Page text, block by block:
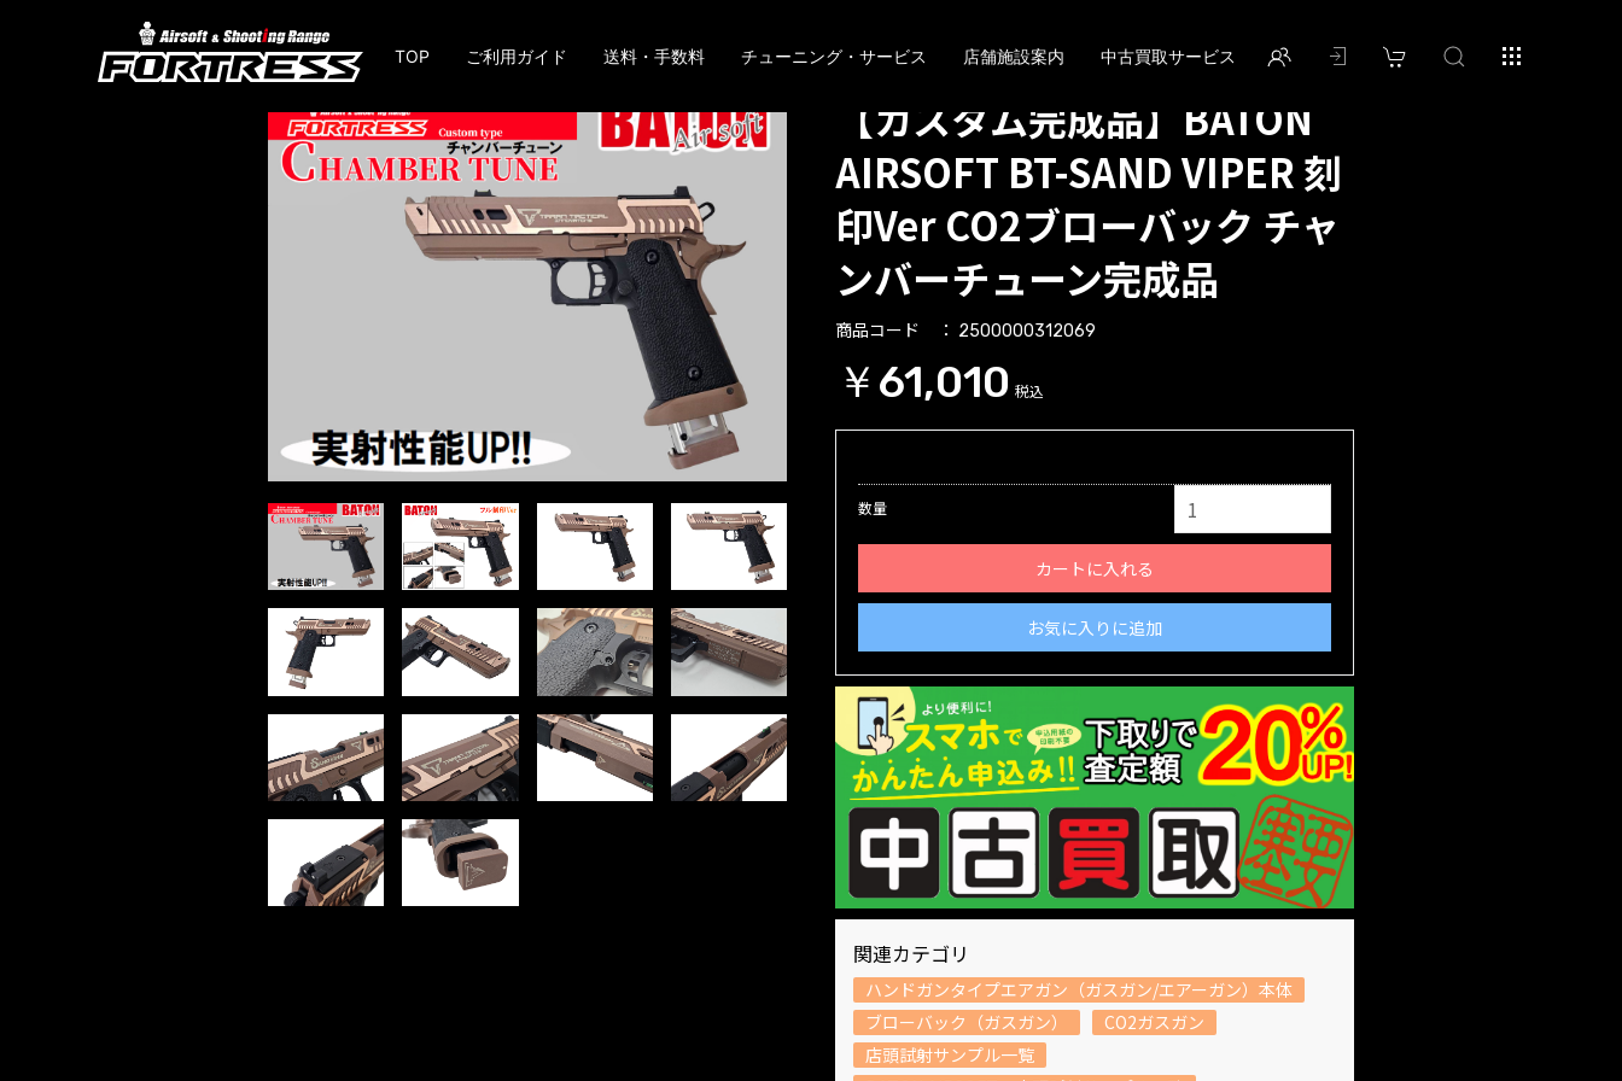
TOP ご利用ガイド 送料・手数料 チューニング・サービス 店舗施設案内 中古買取サービス
【カスタム完成品】BATON
AIRSOFT BT-SAND VIPER 刻
印Ver CO2ブローバック チャ
ンバーチューン完成品
商品コード 2500000312069
￥61,010 税込
数量
カートに入れる
お気に入りに追加
関連カテゴリ
ハンドガンタイプエアガン（ガスガン/エアーガン）本体
ブローバック（ガスガン）
CO2ガスガン
店頭試射サンプル一覧